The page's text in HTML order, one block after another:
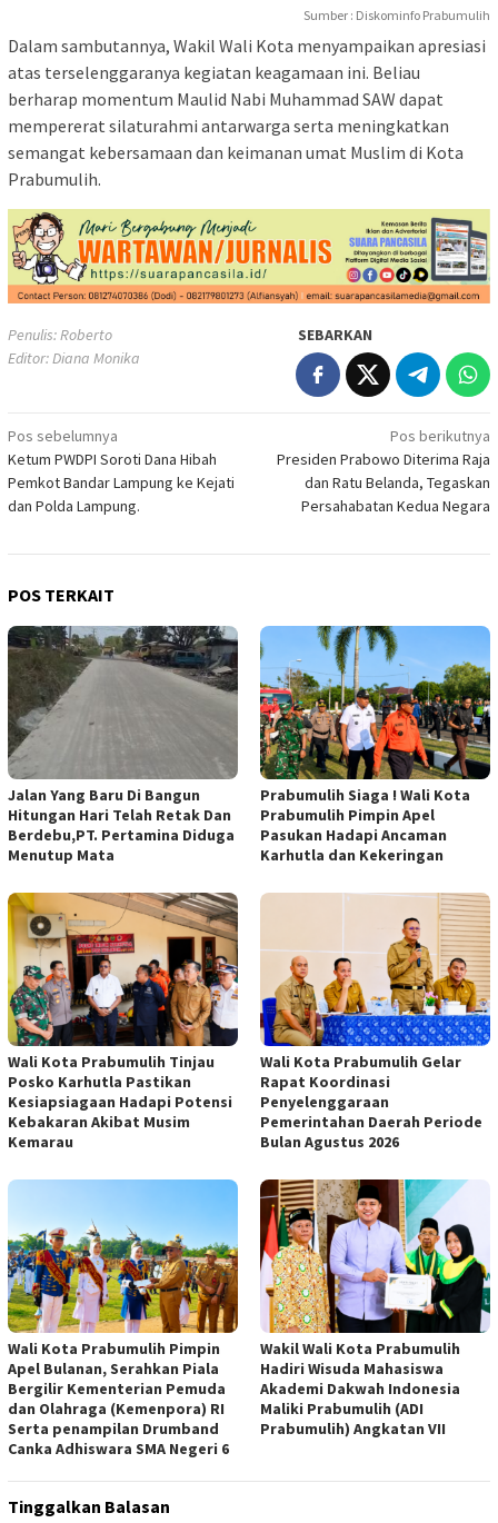
Sumber : Diskominfo Prabumulih
Dalam sambutannya, Wakil Wali Kota menyampaikan apresiasi
atas terselenggaranya kegiatan keagamaan ini. Beliau
berharap momentum Maulid Nabi Muhammad SAW dapat
mempererat silaturahmi antarwarga serta meningkatkan
semangat kebersamaan dan keimanan umat Muslim di Kota
Prabumulih.
Penulis: Roberto
Editor: Diana Monika
SEBARKAN
Navigasi
pos
Pos sebelumnya
Ketum PWDPI Soroti Dana Hibah
Pemkot Bandar Lampung ke Kejati
dan Polda Lampung.
Pos berikutnya
Presiden Prabowo Diterima Raja
dan Ratu Belanda, Tegaskan
Persahabatan Kedua Negara
POS TERKAIT
Jalan Yang Baru Di Bangun
Hitungan Hari Telah Retak Dan
Berdebu,PT. Pertamina Diduga
Menutup Mata
Prabumulih Siaga ! Wali Kota
Prabumulih Pimpin Apel
Pasukan Hadapi Ancaman
Karhutla dan Kekeringan
Wali Kota Prabumulih Tinjau
Posko Karhutla Pastikan
Kesiapsiagaan Hadapi Potensi
Kebakaran Akibat Musim
Kemarau
Wali Kota Prabumulih Gelar
Rapat Koordinasi
Penyelenggaraan
Pemerintahan Daerah Periode
Bulan Agustus 2026
Wali Kota Prabumulih Pimpin
Apel Bulanan, Serahkan Piala
Bergilir Kementerian Pemuda
dan Olahraga (Kemenpora) RI
Serta penampilan Drumband
Canka Adhiswara SMA Negeri 6
Wakil Wali Kota Prabumulih
Hadiri Wisuda Mahasiswa
Akademi Dakwah Indonesia
Maliki Prabumulih (ADI
Prabumulih) Angkatan VII
Tinggalkan Balasan